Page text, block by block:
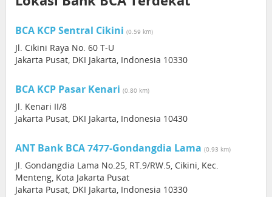
BCA KCP Sentral Cikini (0.59 km)
Jl. Cikini Raya No. 60 T-U
Jakarta Pusat, DKI Jakarta, Indonesia 10330
BCA KCP Pasar Kenari (0.80 km)
Jl. Kenari II/8
Jakarta Pusat, DKI Jakarta, Indonesia 10430
ANT Bank BCA 7477-Gondangdia Lama (0.93 km)
Jl. Gondangdia Lama No.25, RT.9/RW.5, Cikini, Kec.
Menteng, Kota Jakarta Pusat
Jakarta Pusat, DKI Jakarta, Indonesia 10330